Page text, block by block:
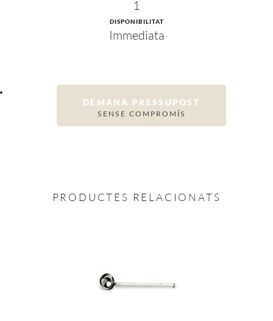
1
DISPONIBILITAT
Immediata
DEMANA PRESSUPOST
SENSE COMPROMÍS
PRODUCTES RELACIONATS